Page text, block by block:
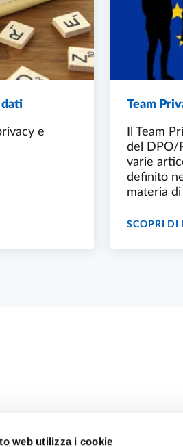
web utilizza i cookie
e
DEI DATI
Team
Il Team
del DPO/
varie
definito
materia
SCOPRI DI